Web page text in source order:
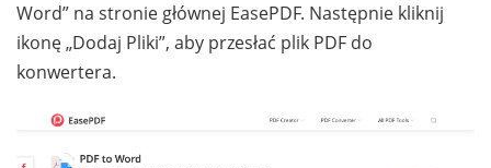
Word” na stronie głównej EasePDF. Następnie kliknij
ikonę „Dodaj Pliki”, aby przesłać plik PDF do
konwertera.